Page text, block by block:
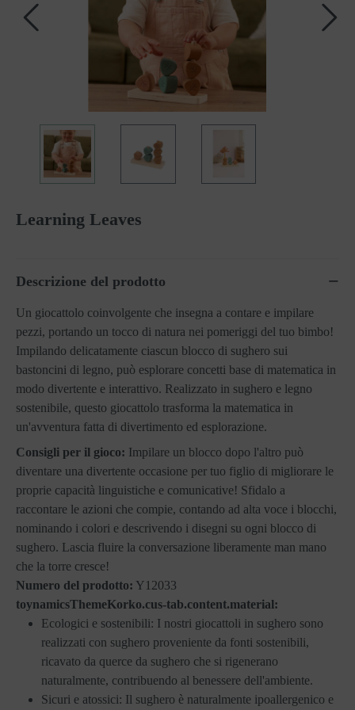
Learning Leaves
Descrizione del prodotto
Un giocattolo coinvolgente che insegna a contare e impilare
pezzi, portando un tocco di natura nei pomeriggi del tuo bimbo!
Impilando delicatamente ciascun blocco di sughero sui
bastoncini di legno, può esplorare concetti base di matematica in
modo divertente e interattivo. Realizzato in sughero e legno
sostenibile, questo giocattolo trasforma la matematica in
un'avventura fatta di divertimento ed esplorazione.
Consigli per il gioco: Impilare un blocco dopo l'altro può
diventare una divertente occasione per tuo figlio di migliorare le
proprie capacità linguistiche e comunicative! Sfidalo a
raccontare le azioni che compie, contando ad alta voce i blocchi,
nominando i colori e descrivendo i disegni su ogni blocco di
sughero. Lascia fluire la conversazione liberamente man mano
che la torre cresce!
Numero del prodotto: Y12033
toynamicsThemeKorko.cus-tab.content.material:
Ecologici e sostenibili: I nostri giocattoli in sughero sono
realizzati con sughero proveniente da fonti sostenibili,
ricavato da querce da sughero che si rigenerano
naturalmente, contribuendo al benessere dell'ambiente.
Sicuri e atossici: Il sughero è naturalmente ipoallergenico e